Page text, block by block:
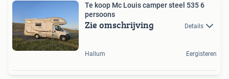
Te koop Mc Louis camper steel 535 6
persoons
Zie omschrijving Details
Hallum Eergisteren